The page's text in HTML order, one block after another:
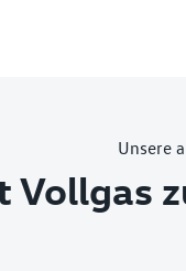
Unsere
Vollgas